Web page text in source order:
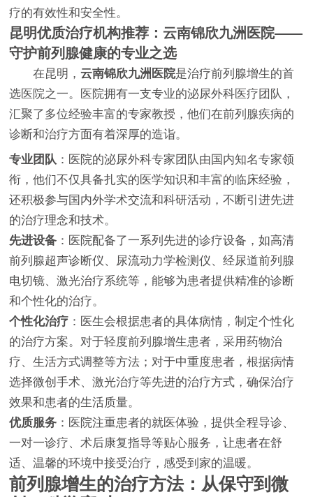
疗的有效性和安全性。
昆明优质治疗机构推荐： 云南锦欣九洲医院——
守护前列腺健康的专业之选
在昆明，云南锦欣九洲医院是治疗前列腺增生的首
选医院之一。医院拥有一支专业的泌尿外科医疗团队，
汇聚了多位经验丰富的专家教授，他们在前列腺疾病的
诊断和治疗方面有着深厚的造诣。
专业团队 ：医院的泌尿外科专家团队由国内知名专家领
衔，他们不仅具备扎实的医学知识和丰富的临床经验，
还积极参与国内外学术交流和科研活动，不断引进先进
的治疗理念和技术。
先进设备 ：医院配备了一系列先进的诊疗设备，如高清
前列腺超声诊断仪、尿流动力学检测仪、经尿道前列腺
电切镜、激光治疗系统等，能够为患者提供精准的诊断
和个性化的治疗。
个性化治疗 ：医生会根据患者的具体病情，制定个性化
的治疗方案。对于轻度前列腺增生患者，采用药物治
疗、生活方式调整等方法；对于中重度患者，根据病情
选择微创手术、激光治疗等先进的治疗方式，确保治疗
效果和患者的生活质量。
优质服务 ：医院注重患者的就医体验，提供全程导诊、
一对一诊疗、术后康复指导等贴心服务，让患者在舒
适、温馨的环境中接受治疗，感受到家的温暖。
前列腺增生的治疗方法：从保守到微